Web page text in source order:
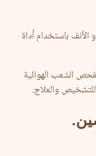
الأنف باستخدام أداة
الشعب الهوائية
والعلاج.